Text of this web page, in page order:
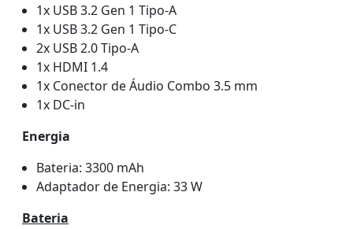
1x USB 3.2 Gen 1 Tipo-A
1x USB 3.2 Gen 1 Tipo-C
2x USB 2.0 Tipo-A
1x HDMI 1.4
1x Conector de Áudio Combo 3.5 mm
1x DC-in
Energia
Bateria: 3300 mAh
Adaptador de Energia: 33 W
Bateria